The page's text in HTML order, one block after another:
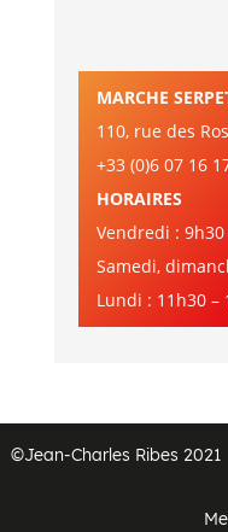
MARCHE
110, rue des
+33 (0)6 07 16
HORAIRES
Vendredi : 9h30
Samedi,
Lundi : 11h30 –
©Jean-Charles Ribes 2021